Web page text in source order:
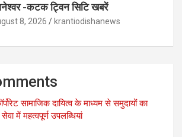
-कटक ट्विन सिटि खबरें
8, 2026 krantiodishanews
सामाजिक दायित्व के माध्यम से समुदायों का
में महत्वपूर्ण उपलब्धियां